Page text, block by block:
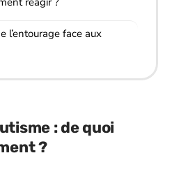
l’entourage face aux
: de quoi
?